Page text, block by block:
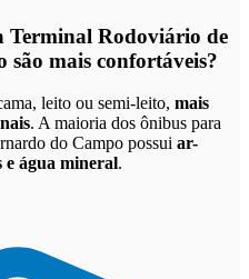
Terminal Rodoviário de
são mais confortáveis?
leito ou semi-leito, mais
. A maioria dos ônibus para
do Campo possui ar-
e água mineral.